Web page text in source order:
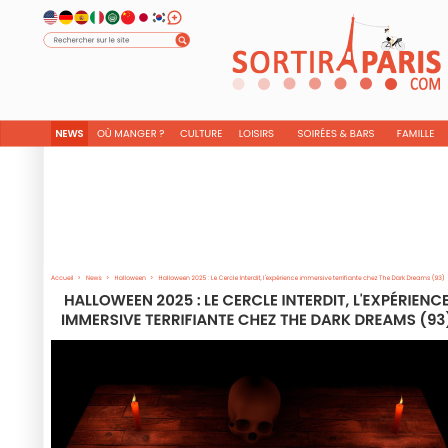
NEWS OÙ MANGER ? CULTURE LOISIRS SOIRÉES & BARS FAMILLE
Accueil News Halloween Halloween 2025 : Le Cercle Interdit, l'expérience immersive terrifiante chez The Dark Dreams (93)
HALLOWEEN 2025 : LE CERCLE INTERDIT,
IMMERSIVE TERRIFIANTE CHEZ THE DARK DREAMS